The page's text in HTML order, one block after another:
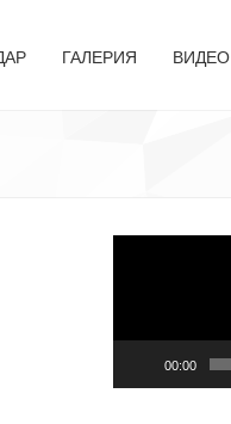
ГАЛЕРИЯ ВИДЕО
00:00